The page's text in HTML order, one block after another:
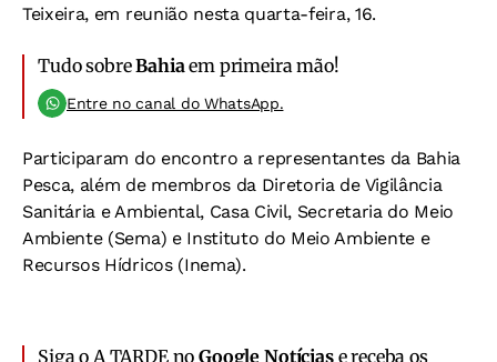
Teixeira, em reunião nesta quarta-feira, 16.
Tudo sobreBahiaem primeira mão!
Entre no canal do WhatsApp.
Participaram do encontro a representantes da Bahia
Pesca, além de membros da Diretoria de Vigilância
Sanitária e Ambiental, Casa Civil, Secretaria do Meio
Ambiente (Sema) e Instituto do Meio Ambiente e
Recursos Hídricos (Inema).
Siga o A TARDE noGoogle Notíciase receba os